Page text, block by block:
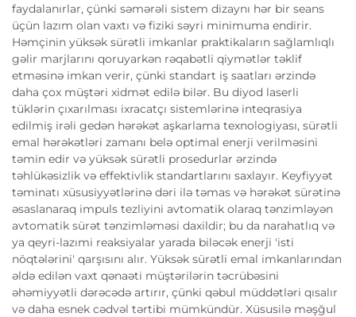
faydalanırlar, çünki səmərəli sistem dizaynı hər bir seans
üçün lazım olan vaxtı və fiziki səyri minimuma endirir.
Həmçinin yüksək sürətli imkanlar praktikaların sağlamlıqlı
gəlir marjlarını qoruyarkən rəqabətli qiymətlər təklif
etməsinə imkan verir, çünki standart iş saatları ərzində
daha çox müştəri xidmət edilə bilər. Bu diyod laserli
tüklərin çıxarılması ixracatçı sistemlərinə inteqrasiya
edilmiş irəli gedən hərəkət aşkarlama texnologiyası, sürətli
emal hərəkətləri zamanı belə optimal enerji verilməsini
təmin edir və yüksək sürətli prosedurlar ərzində
təhlükəsizlik və effektivlik standartlarını saxlayır. Keyfiyyət
təminatı xüsusiyyətlərinə dəri ilə təmas və hərəkət sürətinə
əsaslanaraq impuls tezliyini avtomatik olaraq tənzimləyən
avtomatik sürət tənzimləməsi daxildir; bu da narahatlıq və
ya qeyri-lazımi reaksiyalar yarada biləcək enerji 'isti
nöqtələrini' qarşısını alır. Yüksək sürətli emal imkanlarından
əldə edilən vaxt qənaəti müştərilərin təcrübəsini
əhəmiyyətli dərəcədə artırır, çünki qəbul müddətləri qısalır
və daha esnek cədvəl tərtibi mümkündür. Xüsusilə məşğul